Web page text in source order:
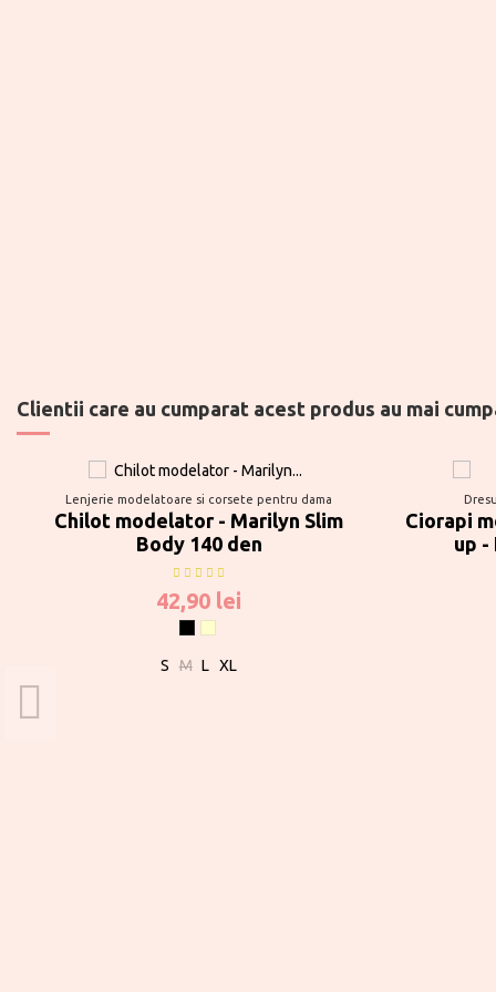
Clientii care au cumparat acest produs au mai
Lenjerie modelatoare si corsete pentru dama
Chilot modelator - Marilyn Slim
Body 140 den
42,90 lei
NegruEcru
S
M L XL
Ciorapi
up -